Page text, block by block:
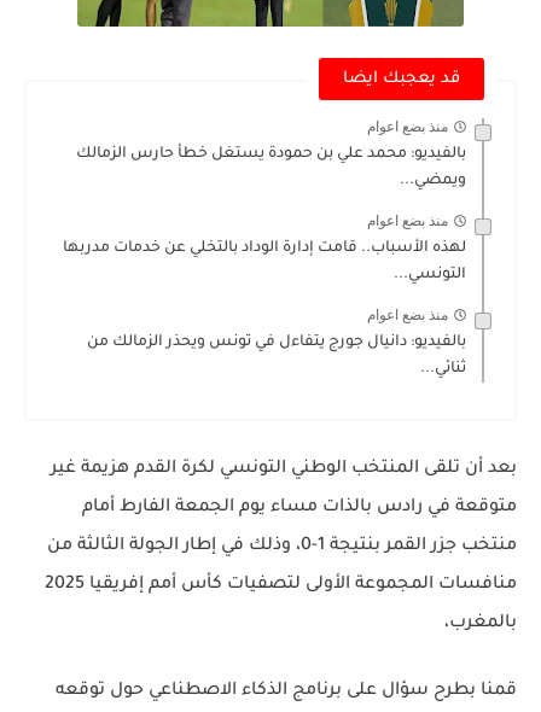
قد يعجبك ايضا
منذ بضع اعوام
بالفيديو: محمد علي بن حمودة يستغل خطأ حارس الزمالك
ويمضي...
منذ بضع اعوام
لهذه الأسباب.. قامت إدارة الوداد بالتخلي عن خدمات مدربها
التونسي...
منذ بضع اعوام
بالفيديو: دانيال جورج يتفاءل في تونس ويحذر الزمالك من
ثنائي...
بعد أن تلقى المنتخب الوطني التونسي لكرة القدم هزيمة غير
متوقعة في رادس بالذات مساء يوم الجمعة الفارط أمام
منتخب جزر القمر بنتيجة 1-0، وذلك في إطار الجولة الثالثة من
منافسات المجموعة الأولى لتصفيات كأس أمم إفريقيا 2025
بالمغرب،
قمنا بطرح سؤال على برنامج الذكاء الاصطناعي حول توقعه